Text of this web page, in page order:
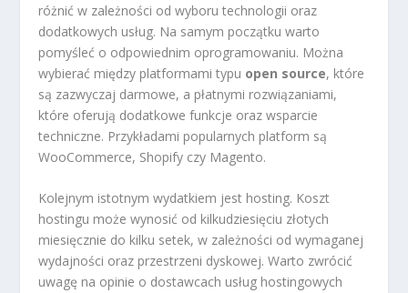
różnić w zależności od wyboru technologii oraz
dodatkowych usług. Na samym początku warto
pomyśleć o odpowiednim oprogramowaniu. Można
wybierać między platformami typu open source, które
są zazwyczaj darmowe, a płatnymi rozwiązaniami,
które oferują dodatkowe funkcje oraz wsparcie
techniczne. Przykładami popularnych platform są
WooCommerce, Shopify czy Magento.
Kolejnym istotnym wydatkiem jest hosting. Koszt
hostingu może wynosić od kilkudziesięciu złotych
miesięcznie do kilku setek, w zależności od wymaganej
wydajności oraz przestrzeni dyskowej. Warto zwrócić
uwagę na opinie o dostawcach usług hostingowych